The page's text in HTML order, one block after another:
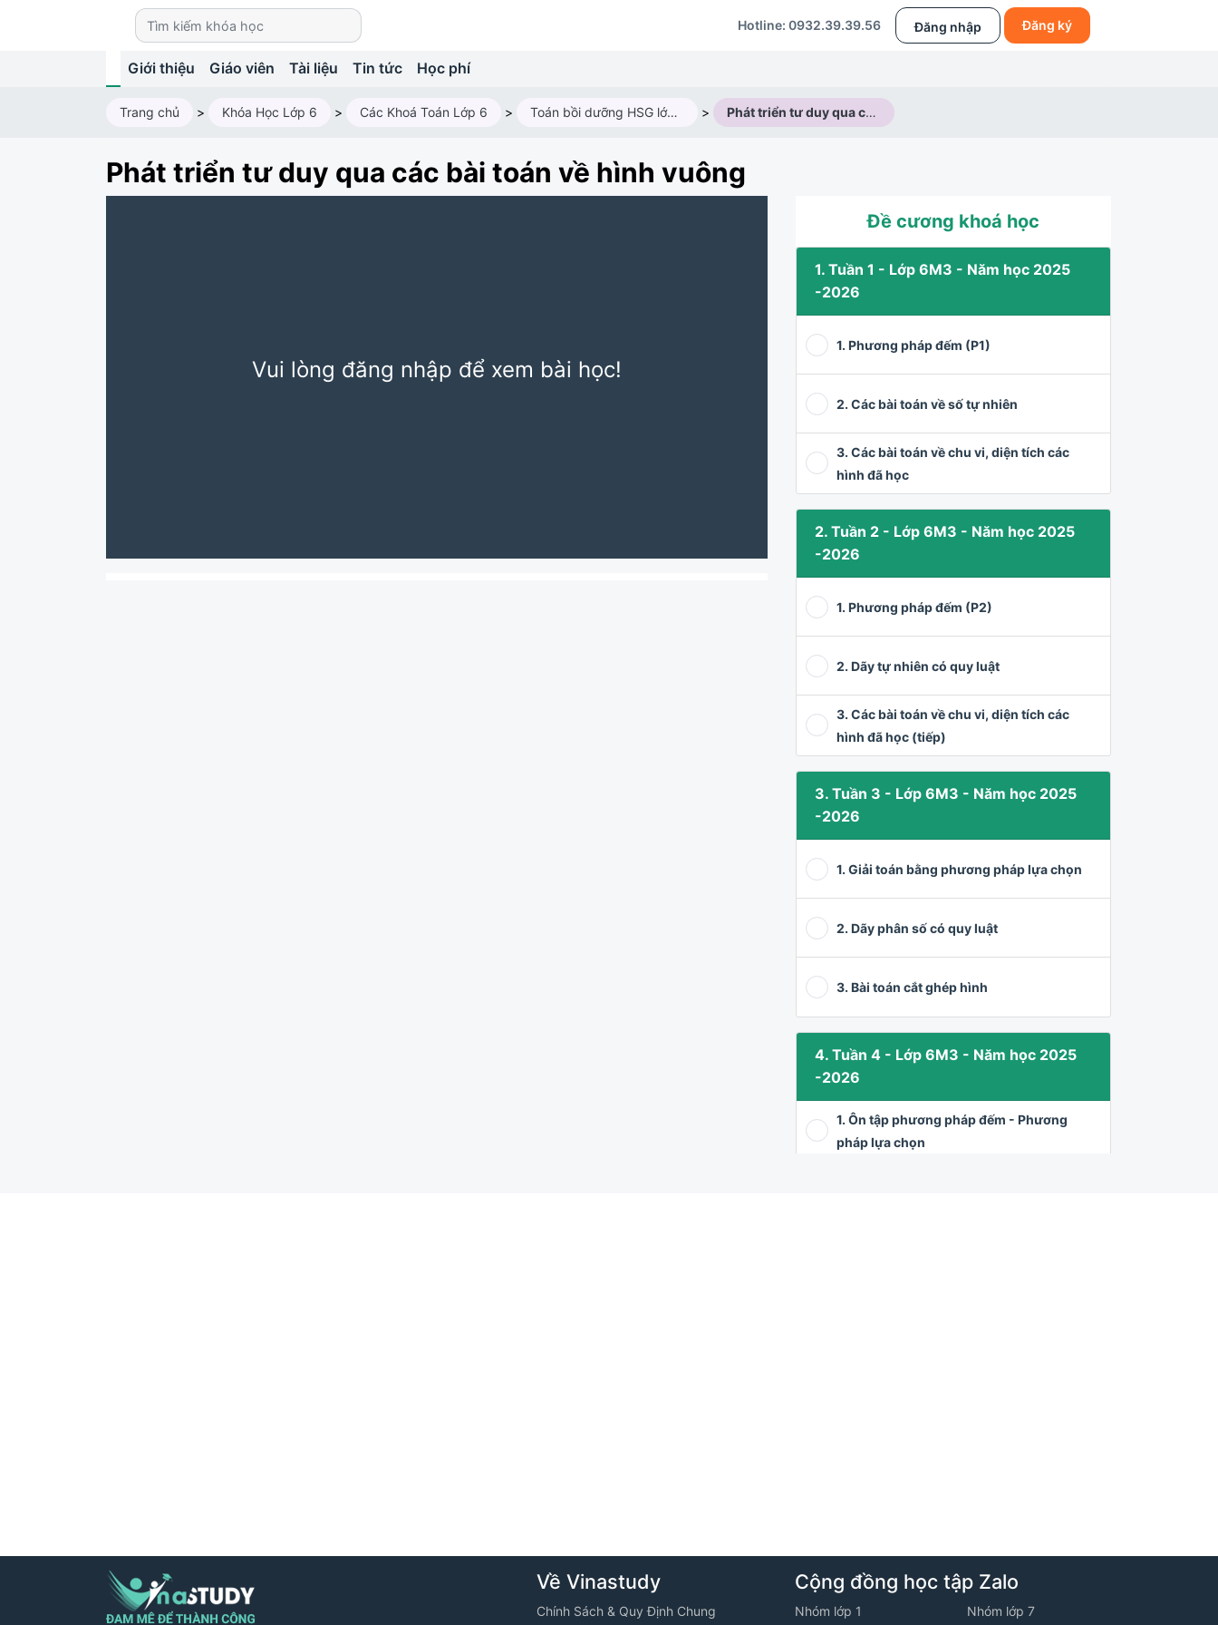
Hotline: 0932.39.39.56 Đăng nhập Đăng ký
Giới thiệu Giáo viên Tài liệu Tin tức Học phí
Trang chủ > Khóa Học Lớp 6 > Các Khoá Toán Lớp 6 > Toán bồi dưỡng HSG lớp 6M3 (2025 - 2026) > Phát triển tư duy qua các bài toán về hình vuông
Phát triển tư duy qua các bài toán về hình vuông
Vui lòng đăng nhập để xem bài học!
Đề cương khoá học
1. Tuần 1 - Lớp 6M3 - Năm học 2025
-2026
1. Phương pháp đếm (P1)
2. Các bài toán về số tự nhiên
3. Các bài toán về chu vi, diện tích các
hình đã học
2. Tuần 2 - Lớp 6M3 - Năm học 2025
-2026
1. Phương pháp đếm (P2)
2. Dãy tự nhiên có quy luật
3. Các bài toán về chu vi, diện tích các
hình đã học (tiếp)
3. Tuần 3 - Lớp 6M3 - Năm học 2025
-2026
1. Giải toán bằng phương pháp lựa chọn
2. Dãy phân số có quy luật
3. Bài toán cắt ghép hình
4. Tuần 4 - Lớp 6M3 - Năm học 2025
-2026
1. Ôn tập phương pháp đếm - Phương
pháp lựa chọn
6. Tuần 6 - Lớp 6M3 - Năm học 2025 -
2026
Về Vinastudy
Chính Sách & Quy Định Chung
Cộng đồng học tập Zalo
Nhóm lớp 1 Nhóm lớp 7